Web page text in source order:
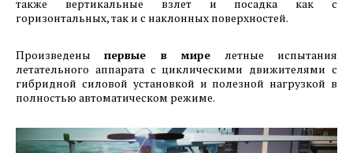
Октябрь 2024г.
02.09.2024
Фотоотчет о ходе строительства 1-й очереди
машиностроительного предприятия АО
«Спецтехномаш» на территории ОЭЗ
Красноярская Технологическая Долина. Август
2024г.
также вертикальные взлет и посадка как с
горизонтальных, так и с наклонных поверхностей.
Произведеныпервые в мире летные испытания
летательного аппарата с циклическими движителями с
гибридной силовой установкой и полезной нагрузкой в
полностью автоматическом режиме.